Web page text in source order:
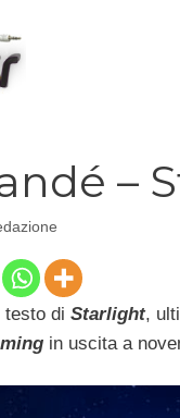
–
testo di Starlight,
in uscita a